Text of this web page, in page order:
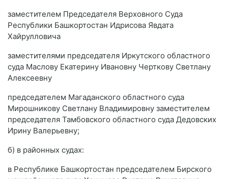
заместителем Председателя Верховного Суда
Республики Башкортостан Идрисова Явдата
Хайрулловича
заместителями председателя Иркутского областного
суда Маслову Екатерину Ивановну Черткову Светлану
Алексеевну
председателем Магаданского областного суда
Мирошникову Светлану Владимировну заместителем
председателя Тамбовского областного суда Дедовских
Ирину Валерьевну;
б) в районных судах:
в Республике Башкортостан председателем Бирского